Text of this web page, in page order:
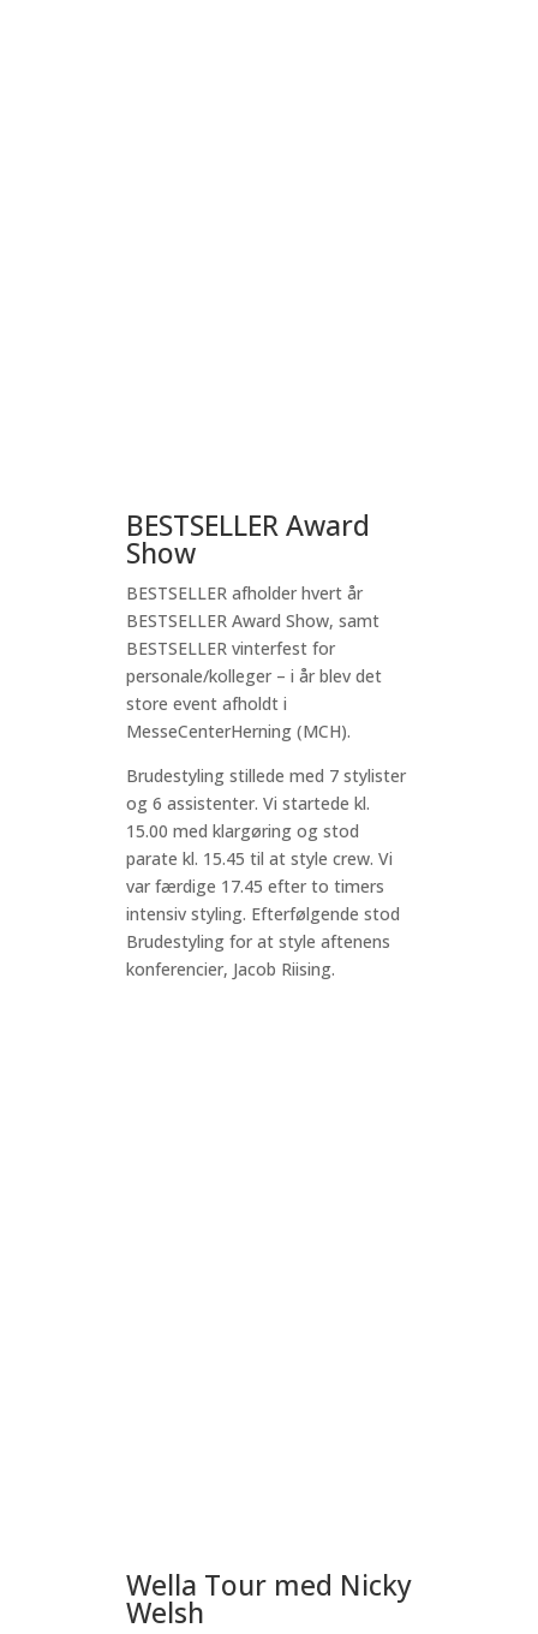
BESTSELLER Award
Show
BESTSELLER afholder hvert år
BESTSELLER Award Show, samt
BESTSELLER vinterfest for
personale/kolleger – i år blev det
store event afholdt i
MesseCenterHerning (MCH).
Brudestyling stillede med 7 stylister
og 6 assistenter. Vi startede kl.
15.00 med klargøring og stod
parate kl. 15.45 til at style crew. Vi
var færdige 17.45 efter to timers
intensiv styling. Efterfølgende stod
Brudestyling for at style aftenens
konferencier, Jacob Riising.
Wella Tour med Nicky
Welsh